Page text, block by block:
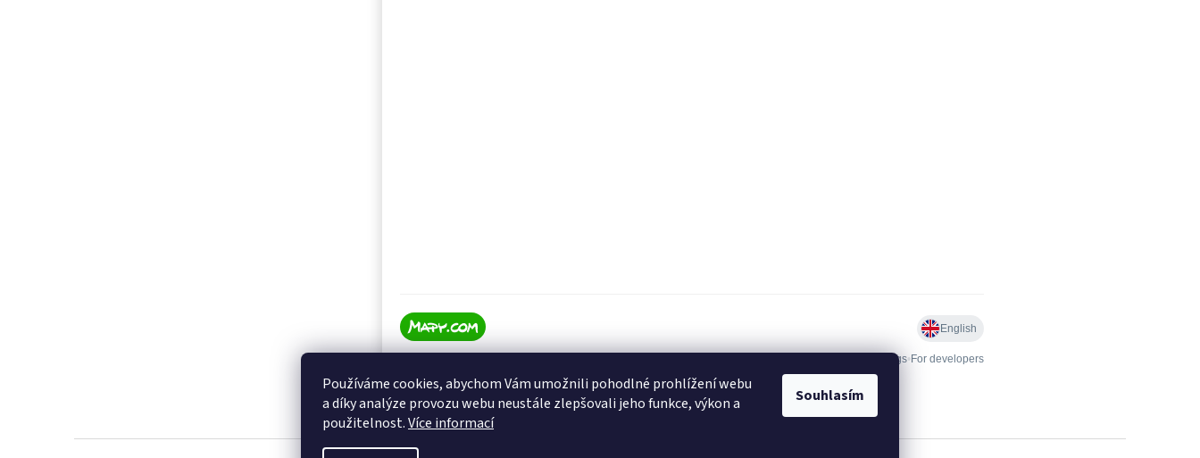
Používáme cookies, abychom Vám umožnili pohodlné prohlížení webu
a díky analýze provozu webu neustále zlepšovali jeho funkce, výkon a
použitelnost.Více informací
Souhlasím